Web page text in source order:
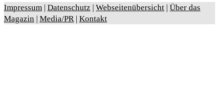
Impressum | Datenschutz | Webseitenübersicht | Über das
Magazin | Media/PR | Kontakt